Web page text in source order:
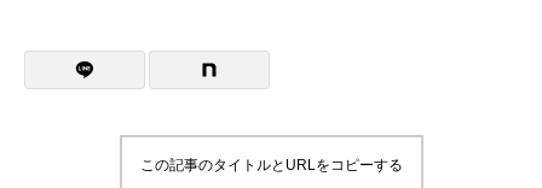
この記事のタイトルとURLをコピーする